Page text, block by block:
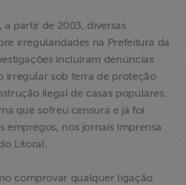
a partir de 2003, diversas
irregularidades na Prefeitura da
incluíram denúncias
irregular sob terra de proteção
ilegal de casas populares.
que sofreu censura e já foi
empregos, nos jornais Imprensa
Litoral.
comprovar qualquer ligação